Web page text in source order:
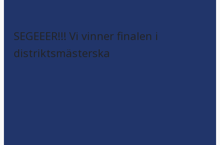
SEGEEER!!! Vi vinner finalen i
distriktsmästerska